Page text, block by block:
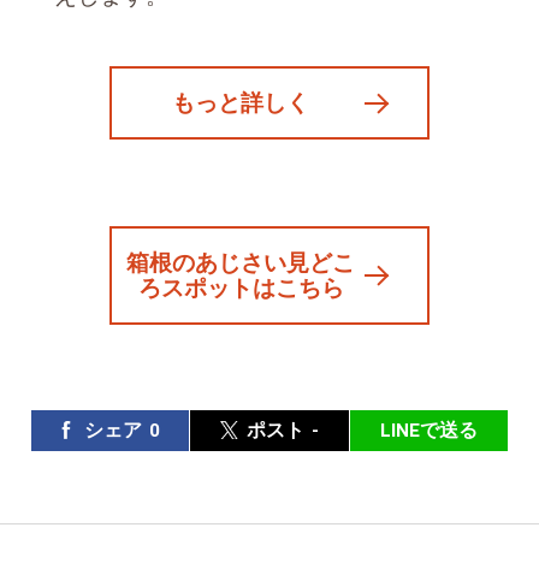
もっと詳しく
箱根のあじさい見どこ
ろスポットはこちら
シェア 0 ポスト - LINEで送る